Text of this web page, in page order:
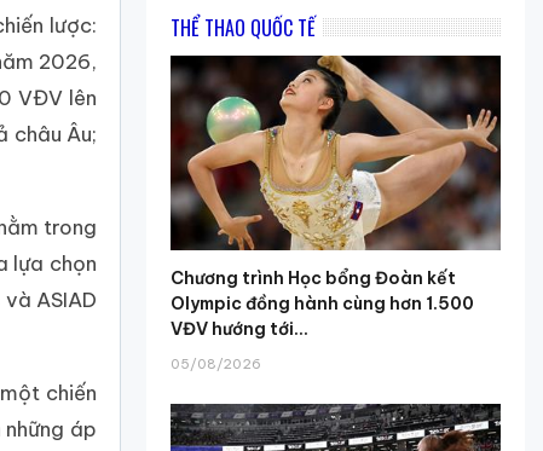
lược:
2026,
VĐV lên
châu Âu;
trong
lựa chọn
ASIAD
chiến
áp
THỂ THAO QUỐC TẾ
Chương trình Học bổng Đoàn kết
Olympic đồng hành cùng hơn 1.500
VĐV hướng tới...
05/08/2026